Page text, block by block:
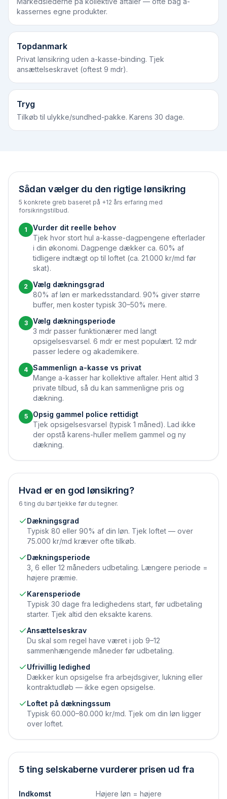
kassernes egne produkter.
Topdanmark
Privat lønsikring uden a-kasse-binding. Tjek
ansættelseskravet (oftest 9 mdr).
Tryg
Tilkøb til ulykke/sundhed-pakke. Karens 30 dage.
Sådan vælger du den rigtige lønsikring
5 konkrete greb baseret på +12 års erfaring med
forsikringstilbud.
1
Vurder dit reelle behov
Tjek hvor stort hul a-kasse-dagpengene efterlader
i din økonomi. Dagpenge dækker ca. 60% af
tidligere indtægt op til loftet (ca. 21.000 kr/md før
skat).
2
Vælg dækningsgrad
80% af løn er markedsstandard. 90% giver større
buffer, men koster typisk 30–50% mere.
3
Vælg dækningsperiode
3 mdr passer funktionærer med langt
opsigelsesvarsel. 6 mdr er mest populært. 12 mdr
passer ledere og akademikere.
4
Sammenlign a-kasse vs privat
Mange a-kasser har kollektive aftaler. Hent altid 3
private tilbud, så du kan sammenligne pris og
dækning.
5
Opsig gammel police rettidigt
Tjek opsigelsesvarsel (typisk 1 måned). Lad ikke
der opstå karens-huller mellem gammel og ny
dækning.
Hvad er en god lønsikring?
6 ting du bør tjekke før du tegner.
Dækningsgrad
Typisk 80 eller 90% af din løn. Tjek loftet — over
75.000 kr/md kræver ofte tilkøb.
Dækningsperiode
3, 6 eller 12 måneders udbetaling. Længere periode =
højere præmie.
Karensperiode
Typisk 30 dage fra ledighedens start, før udbetaling
starter. Tjek altid den eksakte karens.
Ansættelseskrav
Du skal som regel have været i job 9–12
sammenhængende måneder før udbetaling.
Ufrivillig ledighed
Dækker kun opsigelse fra arbejdsgiver, lukning eller
kontraktudløb — ikke egen opsigelse.
Loftet på dækningssum
Typisk 60.000–80.000 kr/md. Tjek om din løn ligger
over loftet.
5 ting selskaberne vurderer prisen ud fra
Indkomst
Højere løn = højere